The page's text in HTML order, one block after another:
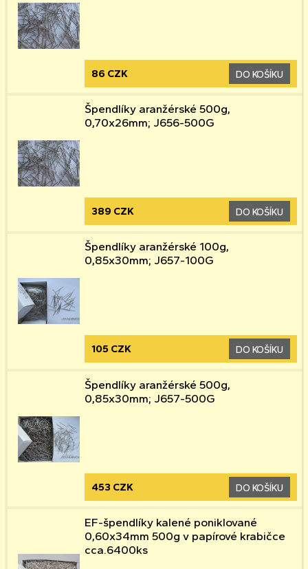
86 CZK DO KOŠÍKU
Špendlíky aranžérské 500g,
0,70x26mm; J656-500G
389 CZK DO KOŠÍKU
Špendlíky aranžérské 100g,
0,85x30mm; J657-100G
105 CZK DO KOŠÍKU
Špendlíky aranžérské 500g,
0,85x30mm; J657-500G
453 CZK DO KOŠÍKU
EF-špendlíky kalené poniklované
0,60x34mm 500g v papírové krabičce
cca.6400ks